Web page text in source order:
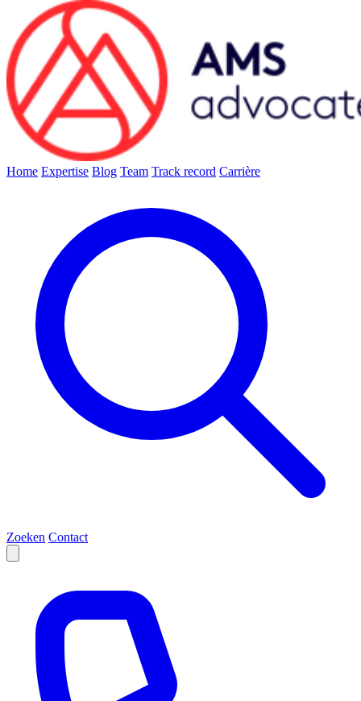
Home Expertise Blog Team Track record Carrière
Zoeken Contact